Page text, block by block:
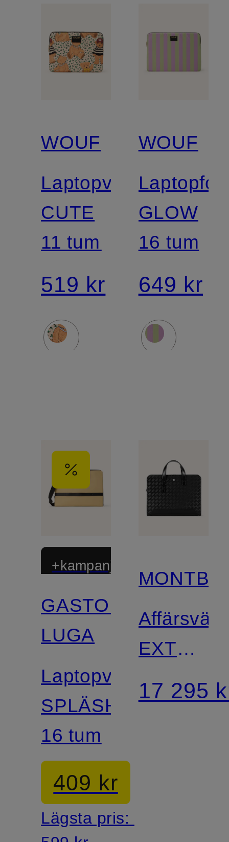
WOUF
Laptopväska
CUTE
11 tum
519 kr
WOUF
GLOW
16 tum
649 kr
+kampanjrabatt
GASTON
LUGA
Laptopväska
SPLÄSH
16 tum
409 kr
Lägsta pris:
3.0
17 295